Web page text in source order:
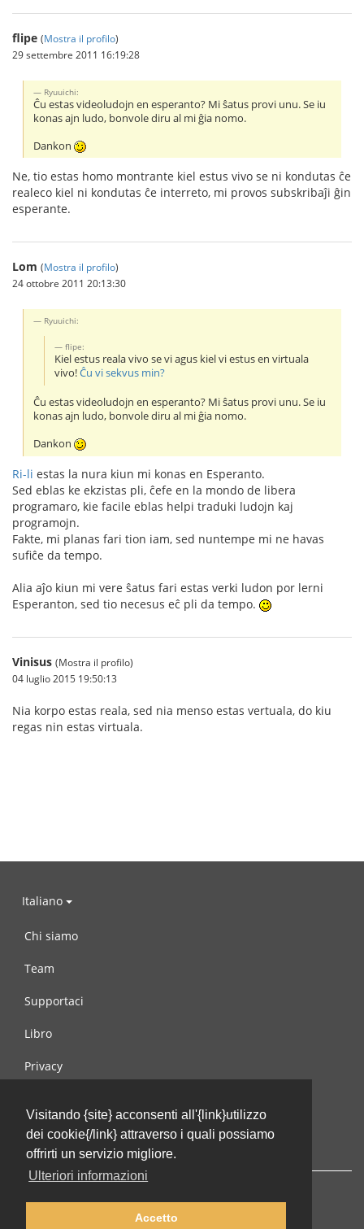
Visitando {site} acconsenti all'{link}utilizzo
dei cookie{/link} attraverso i quali possiamo
offrirti un servizio migliore.
Ulteriori informazioni
Accetto
flipe (Mostra il profilo)
29 settembre 2011 16:19:28
Ryuuichi:
Ĉu estas videoludojn en esperanto? Mi ŝatus provi unu. Se iu
konas ajn ludo, bonvole diru al mi ĝia nomo.
Dankon
Ne, tio estas homo montrante kiel estus vivo se ni kondutas ĉe
realeco kiel ni kondutas ĉe interreto, mi provos subskribaĵi ĝin
esperante.
Lom (Mostra il profilo)
24 ottobre 2011 20:13:30
Ryuuichi:
flipe:
Kiel estus reala vivo se vi agus kiel vi estus en virtuala
vivo!Ĉu vi sekvus min?
Ĉu estas videoludojn en esperanto? Mi ŝatus provi unu. Se iu
konas ajn ludo, bonvole diru al mi ĝia nomo.
Dankon
Ri-li estas la nura kiun mi konas en Esperanto.
Sed eblas ke ekzistas pli, ĉefe en la mondo de libera
programaro, kie facile eblas helpi traduki ludojn kaj
programojn.
Fakte, mi planas fari tion iam, sed nuntempe mi ne havas
sufiĉe da tempo.
Alia aĵo kiun mi vere ŝatus fari estas verki ludon por lerni
Esperanton, sed tio necesus eĉ pli da tempo.
Vinisus (Mostra il profilo)
04 luglio 2015 19:50:13
Nia korpo estas reala, sed nia menso estas vertuala, do kiu
regas nin estas virtuala.
Italiano
Chi siamo
Team
Supportaci
Libro
Privacy
Contattaci